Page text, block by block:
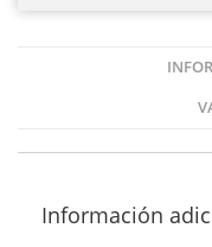
Información